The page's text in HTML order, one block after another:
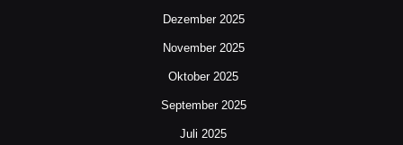
Dezember 2025
November 2025
Oktober 2025
September 2025
Juli 2025